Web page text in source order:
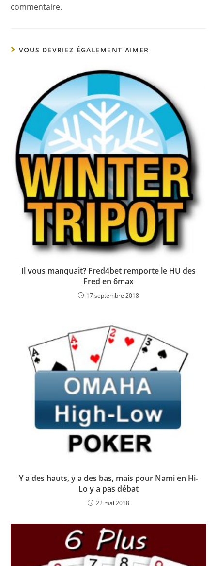
commentaire.
VOUS DEVRIEZ ÉGALEMENT AIMER
Il vous manquait? Fred4bet remporte le HU des
Fred en 6max
17 septembre 2018
Y a des hauts, y a des bas, mais pour Nami en Hi-
Lo y a pas débat
22 mai 2018